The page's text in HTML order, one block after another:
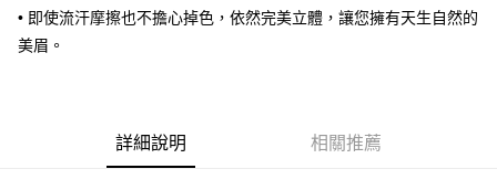
每筆NT$85，滿NT$499(含以上)免運費
• 即使流汗摩擦也不擔心掉色，依然完美立體，讓您擁有天生自然的
美眉。
詳細說明 相關推薦